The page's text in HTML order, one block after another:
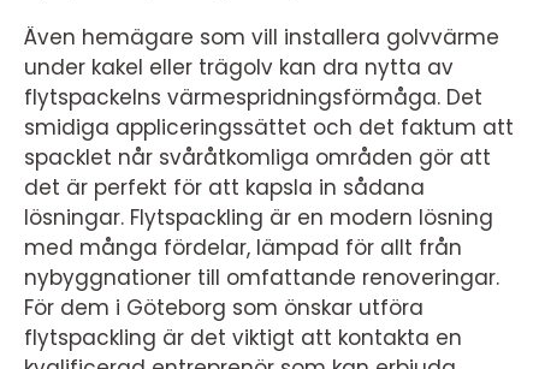
Även hemägare som vill installera golvvärme
under kakel eller trägolv kan dra nytta av
flytspackelns värmespridningsförmåga. Det
smidiga appliceringssättet och det faktum att
spacklet når svåråtkomliga områden gör att
det är perfekt för att kapsla in sådana
lösningar. Flytspackling är en modern lösning
med många fördelar, lämpad för allt från
nybyggnationer till omfattande renoveringar.
För dem i Göteborg som önskar utföra
flytspackling är det viktigt att kontakta en